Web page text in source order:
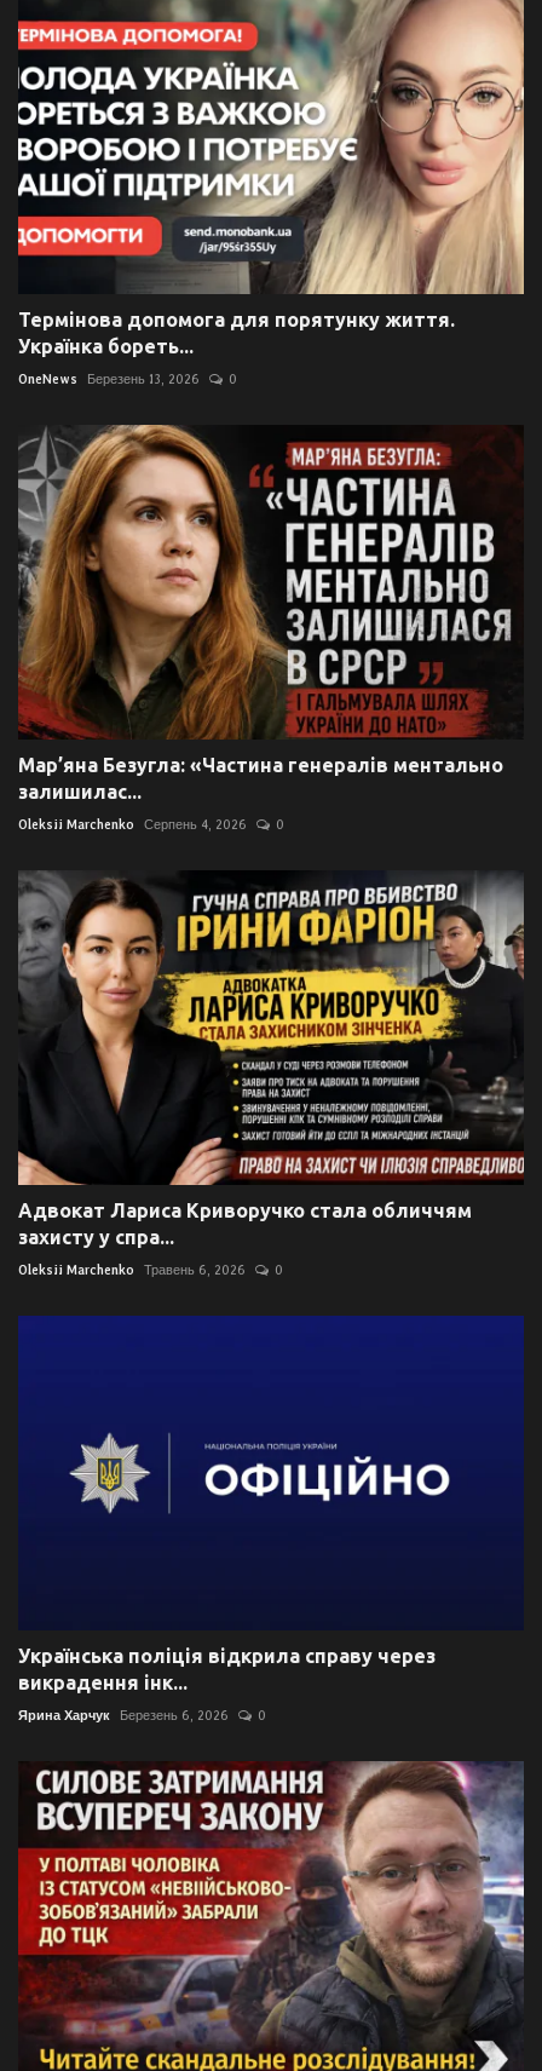
Термінова допомога для порятунку життя.
Українка бореть...
OneNews Березень 13, 2026 0
Мар’яна Безугла: «Частина генералів ментально
залишилас...
Oleksii Marchenko Серпень 4, 2026 0
Адвокат Лариса Криворучко стала обличчям
захисту у спра...
Oleksii Marchenko Травень 6, 2026 0
Українська поліція відкрила справу через
викрадення інк...
Ярина Харчук Березень 6, 2026 0